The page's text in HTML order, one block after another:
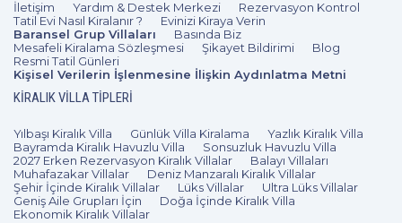
İletişim
Yardım & Destek Merkezi
Rezervasyon Kontrol
Tatil Evi Nasıl Kiralanır ?
Evinizi Kiraya Verin
Baransel Grup Villaları
Basında Biz
Mesafeli Kiralama Sözleşmesi
Şikayet Bildirimi
Blog
Resmi Tatil Günleri
Kişisel Verilerin İşlenmesine İlişkin Aydınlatma Metni
KIRALIK VILLA TIPLERI
Yılbaşı Kiralık Villa Günlük Villa Kiralama
Yazlık Kiralık Villa
Bayramda Kiralık Havuzlu Villa
Sonsuzluk Havuzlu Villa
2027 Erken Rezervasyon Kiralık Villalar
Balayı Villaları
Muhafazakar Villalar
Deniz Manzaralı Kiralık Villalar
Şehir İçinde Kiralık Villalar
Lüks Villalar
Ultra Lüks Villalar
Geniş Aile Grupları İçin
Doğa İçinde Kiralık Villa
Ekonomik Kiralık Villalar